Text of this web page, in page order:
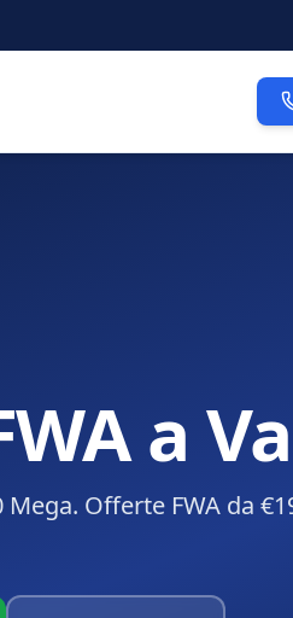
a
Mega. Offerte FWA da